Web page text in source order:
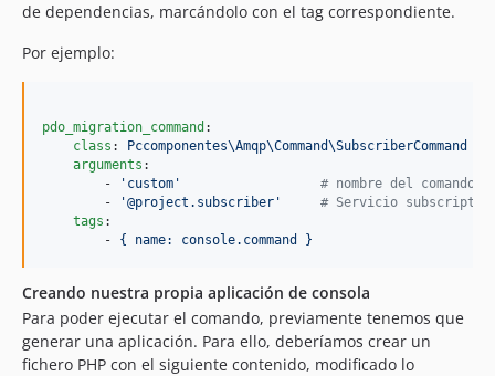
de dependencias, marcándolo con el tag correspondiente.
Por ejemplo:
pdo_migration_command :
class :
Pccomponentes\Amqp\Command\SubscriberCommand
arguments :
        -
' custom ' # nombre del
        -
'@project.subscriber ' # Servicio subscriptor
tags :
        -
{ name: console.command }
Creando nuestra propia aplicación de consola
Para poder ejecutar el comando, previamente tenemos que
generar una aplicación. Para ello, deberíamos crear un
fichero PHP con el siguiente contenido, modificado lo